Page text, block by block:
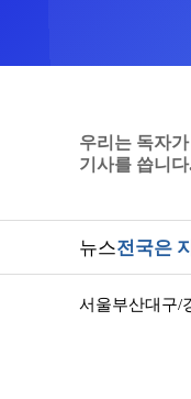
우리는 독자
기사를 씁니
뉴스전국은
서울부산대구/